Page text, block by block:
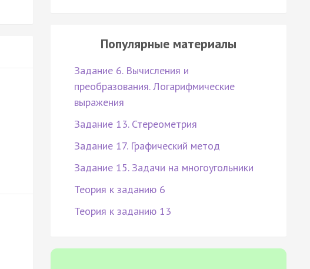
Популярные материалы
Задание 6. Вычисления и
преобразования. Логарифмические
выражения
Задание 13. Стереометрия
Задание 17. Графический метод
Задание 15. Задачи на многоугольники
Теория к заданию 6
Теория к заданию 13